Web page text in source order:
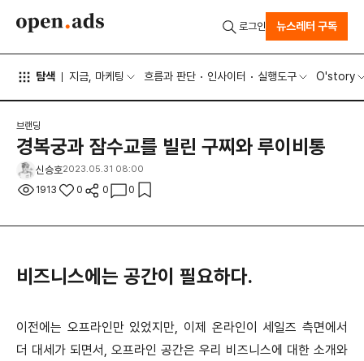
탐색 지금, 마케팅 흐름과 판단 인사이터 실행도구 O'story
로그인 뉴스레터 구독
브랜딩
경복궁과 잠수교를 빌린 구찌와 루이비통
신승호2023.05.31 08:00
1913 0 0 0
비즈니스에는 공간이 필요하다.
이전에는 오프라인만 있었지만, 이제 온라인이 세일즈 측면에서
더 대세가 되면서, 오프라인 공간은 우리 비즈니스에 대한 소개와